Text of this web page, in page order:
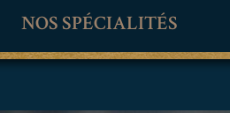
NOS SPÉCIALITÉS